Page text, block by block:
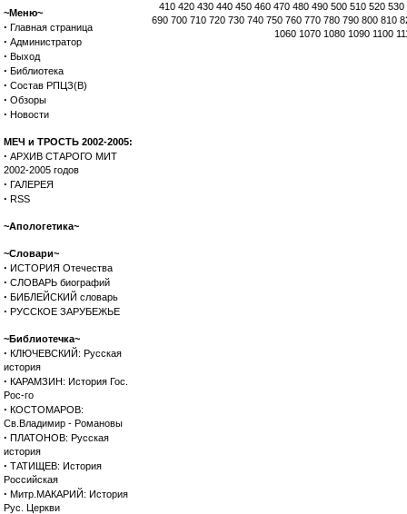
~Меню~
· Главная страница
· Администратор
· Выход
· Библиотека
· Состав РПЦЗ(В)
· Обзоры
· Новости
МЕЧ и ТРОСТЬ 2002-2005:
· АРХИВ СТАРОГО МИТ
2002-2005 годов
· ГАЛЕРЕЯ
· RSS
~Апологетика~
~Словари~
· ИСТОРИЯ Отечества
· СЛОВАРЬ биографий
· БИБЛЕЙСКИЙ словарь
· РУССКОЕ ЗАРУБЕЖЬЕ
~Библиотечка~
· КЛЮЧЕВСКИЙ: Русская
история
· КАРАМЗИН: История Гос.
Рос-го
· КОСТОМАРОВ:
Св.Владимир - Романовы
· ПЛАТОНОВ: Русская
история
· ТАТИЩЕВ: История
Российская
· Митр.МАКАРИЙ: История
Рус. Церкви
410 420 430 440 450 460 470 480 490 500 510 520 530
690 700 710 720 730 740 750 760 770 780 790 800 810
1060 1070 1080 1090 1100